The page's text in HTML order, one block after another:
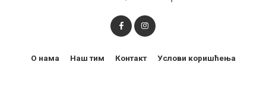
О нама Наш тим Контакт Услови коришћења